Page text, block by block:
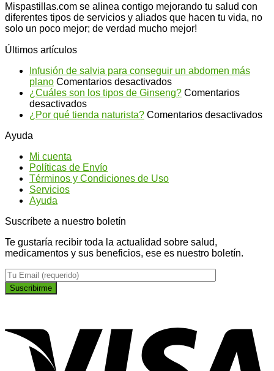
Mispastillas.com se alinea contigo mejorando tu salud con
diferentes tipos de servicios y aliados que hacen tu vida, no
solo un poco mejor; de verdad mucho mejor!
Últimos artículos
Infusión de salvia para conseguir un abdomen más
plano Comentarios desactivadosen
Infusión
salvia
¿Cuáles son los tipos de Ginseng? Comentarios
desactivadosen
¿Cuáles
Ginseng?
¿Por qué tienda naturista? Comentarios desactivadosen
Ayuda
Mi cuenta
Políticas de Envío
Términos y Condiciones de Uso
Servicios
Ayuda
Suscríbete a nuestro boletín
Te gustaría recibir toda la actualidad sobre salud,
medicamentos y sus beneficios, ese es nuestro boletín.